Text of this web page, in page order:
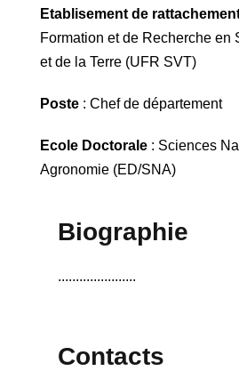
Etablisement de
Formation et de Recherche en
et de la Terre (UFR SVT)
Poste: Chef de département
Ecole Doctorale: Sciences
Agronomie (ED/SNA)
Biographie
......................
Contacts